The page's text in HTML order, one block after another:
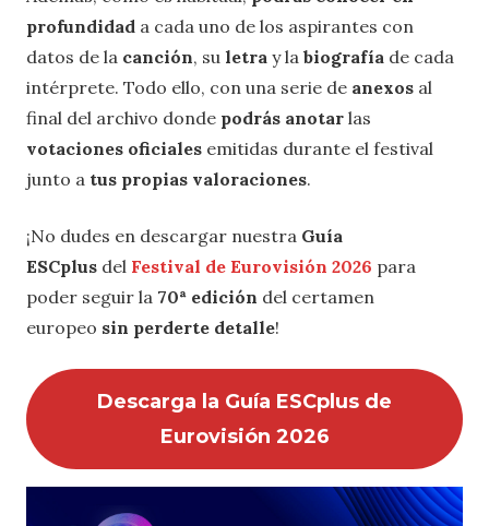
profundidad a cada uno de los aspirantes con
datos de la canción, su letra y la biografía de cada
intérprete. Todo ello, con una serie de anexos al
final del archivo donde podrás anotar las
votaciones oficiales emitidas durante el festival
junto a tus propias valoraciones.
¡No dudes en descargar nuestra Guía
ESCplus del Festival de Eurovisión 2026 para
poder seguir la 70ª edición del certamen
europeo sin perderte detalle!
Descarga la Guía ESCplus de
Eurovisión 2026